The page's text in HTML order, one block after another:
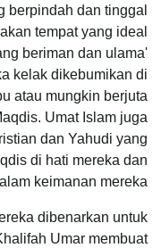
berpindah dan tinggal
tempat yang ideal
beriman dan ulama'
kelak dikebumikan di
atau mungkin berjuta
Umat Islam juga
dan Yahudi yang
di hati mereka dan
keimanan mereka.
dibenarkan untuk
Umar membuat